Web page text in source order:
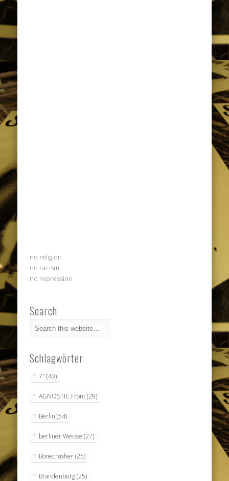
no religion
no racism
no repression
Search
Schlagwörter
7" (40)
AGNOSTIC Front(29)
Berlin (54)
berliner Weisse (27)
Bonecrusher(25)
Brandenburg(25)